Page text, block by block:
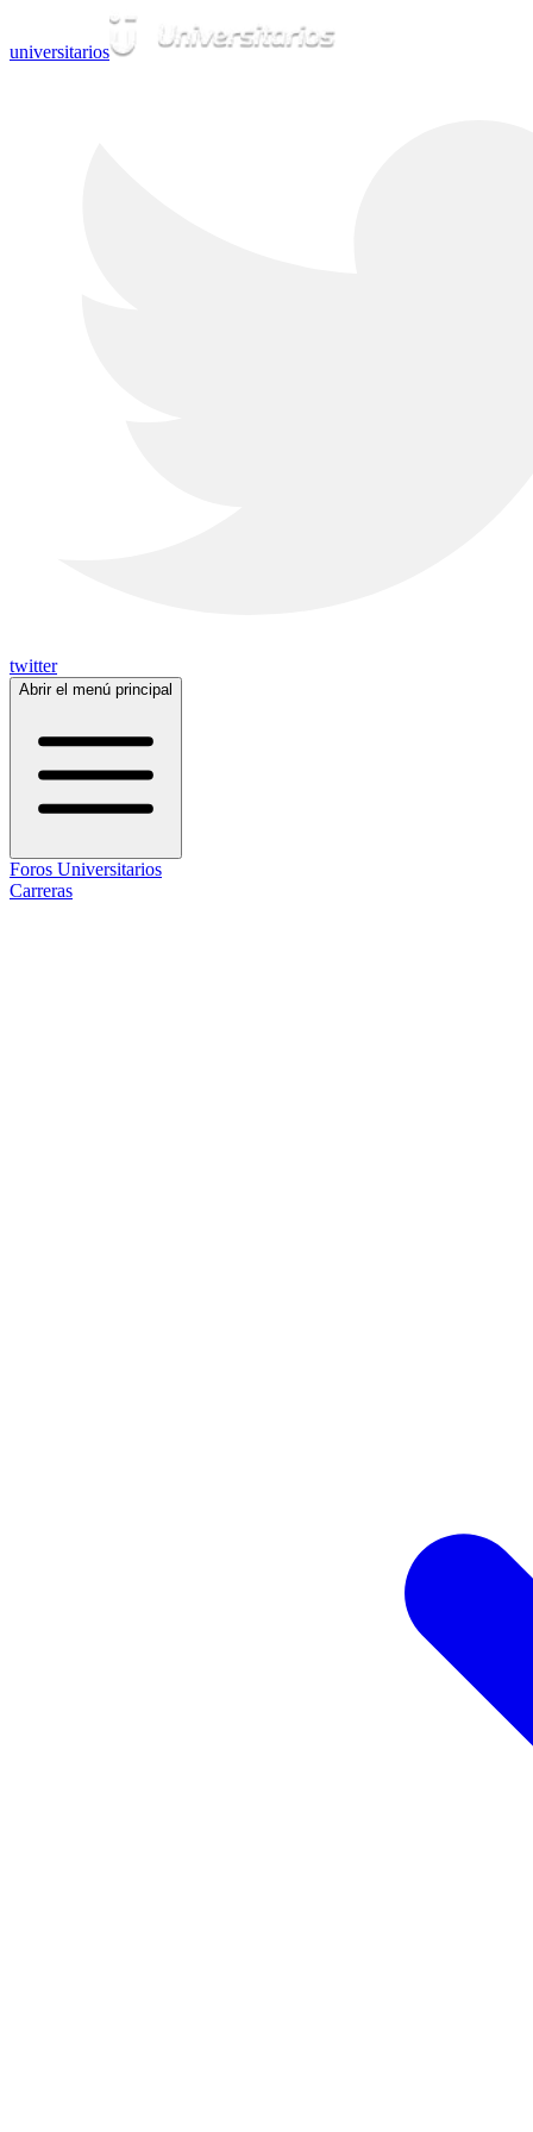
universitarios
twitter
Abrir el menú principal
Foros Universitarios
Carreras